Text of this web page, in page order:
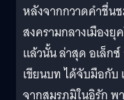
หลังจากกวาดคำชื่น
สงครามกลางเมืองยุ
แล้วนั้น ล่าสุด อเล็ก
เขียนบท ได้จับมือกับ
จากสมรภูมิในอิรัก